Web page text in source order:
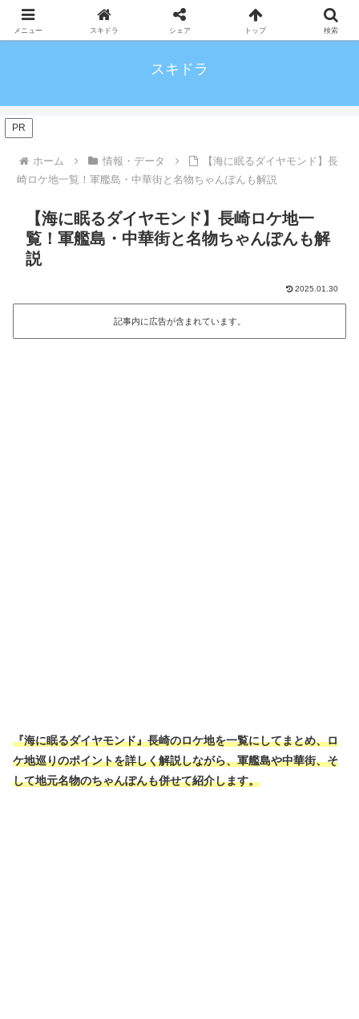
スキドラ
PR
ホーム 情報・データ
【海に眠るダイヤモンド】長
崎ロケ地一覧！軍艦島・中華街と名物ちゃんぽんも解説
【海に眠るダイヤモンド】長崎ロケ地一
覧！軍艦島・中華街と名物ちゃんぽんも解
説
2025.01.30
記事内に広告が含まれています。
『海に眠るダイヤモンド』長崎のロケ地を一覧にしてまとめ、ロ
ケ地巡りのポイントを詳しく解説しながら、軍艦島や中華街、そ
して地元名物のちゃんぽんも併せて紹介します。
メニュー スキドラ シェア トップ 検索